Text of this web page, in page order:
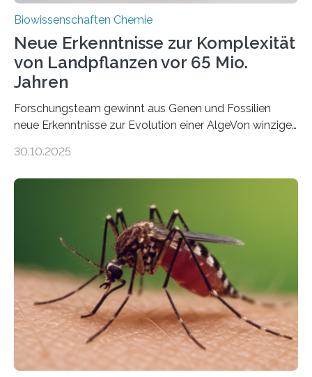
Biowissenschaften Chemie
Neue Erkenntnisse zur Komplexität
von Landpflanzen vor 65 Mio.
Jahren
Forschungsteam gewinnt aus Genen und Fossilien
neue Erkenntnisse zur Evolution einer AlgeVon winzigen
Landpflanzen zählen zu den komplexesten
Grünalgen, die vor Hunderten von Millionen Jahren
lebten. Unter den Vorfahren sticht eine Gruppe heraus,
die noch heute in der Natur vorkommt: die
Süßwasseralge Coleochaetophyceae. Einige Arten
dieser Gruppe bilden aus Zellfäden dichte Geflechte
mit scheibenförmiger Gestalt. Was auffällig ist: Die
nächsten…
30.10.2025